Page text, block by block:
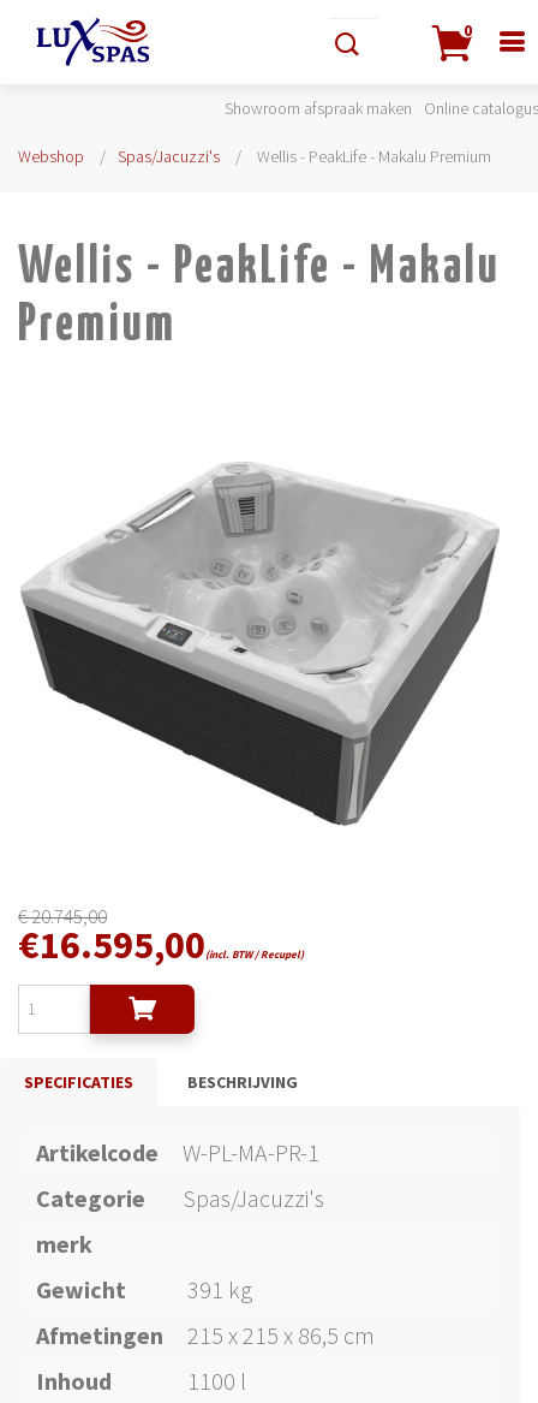
0
Showroom afspraak maken Online catalogus
Webshop Spas/Jacuzzi's Wellis - PeakLife - Makalu Premium
Wellis - PeakLife - Makalu
Premium
€20.745,00
€16.595,00(incl. BTW / Recupel)
SPECIFICATIES BESCHRIJVING
Artikelcode
W-PL-MA-PR-1
Categorie
Spas/Jacuzzi's
merk
Gewicht
391 kg
Afmetingen
215 x 215 x 86,5 cm
Inhoud
1100 l